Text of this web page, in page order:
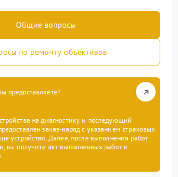
Общие вопросы
по ремонту объективов
предоставляете?
на диагностику и последующий
заказ-наряд с указанием страховых
устройство. Далее, после выполнения работ
вы получите акт выполненных работ и